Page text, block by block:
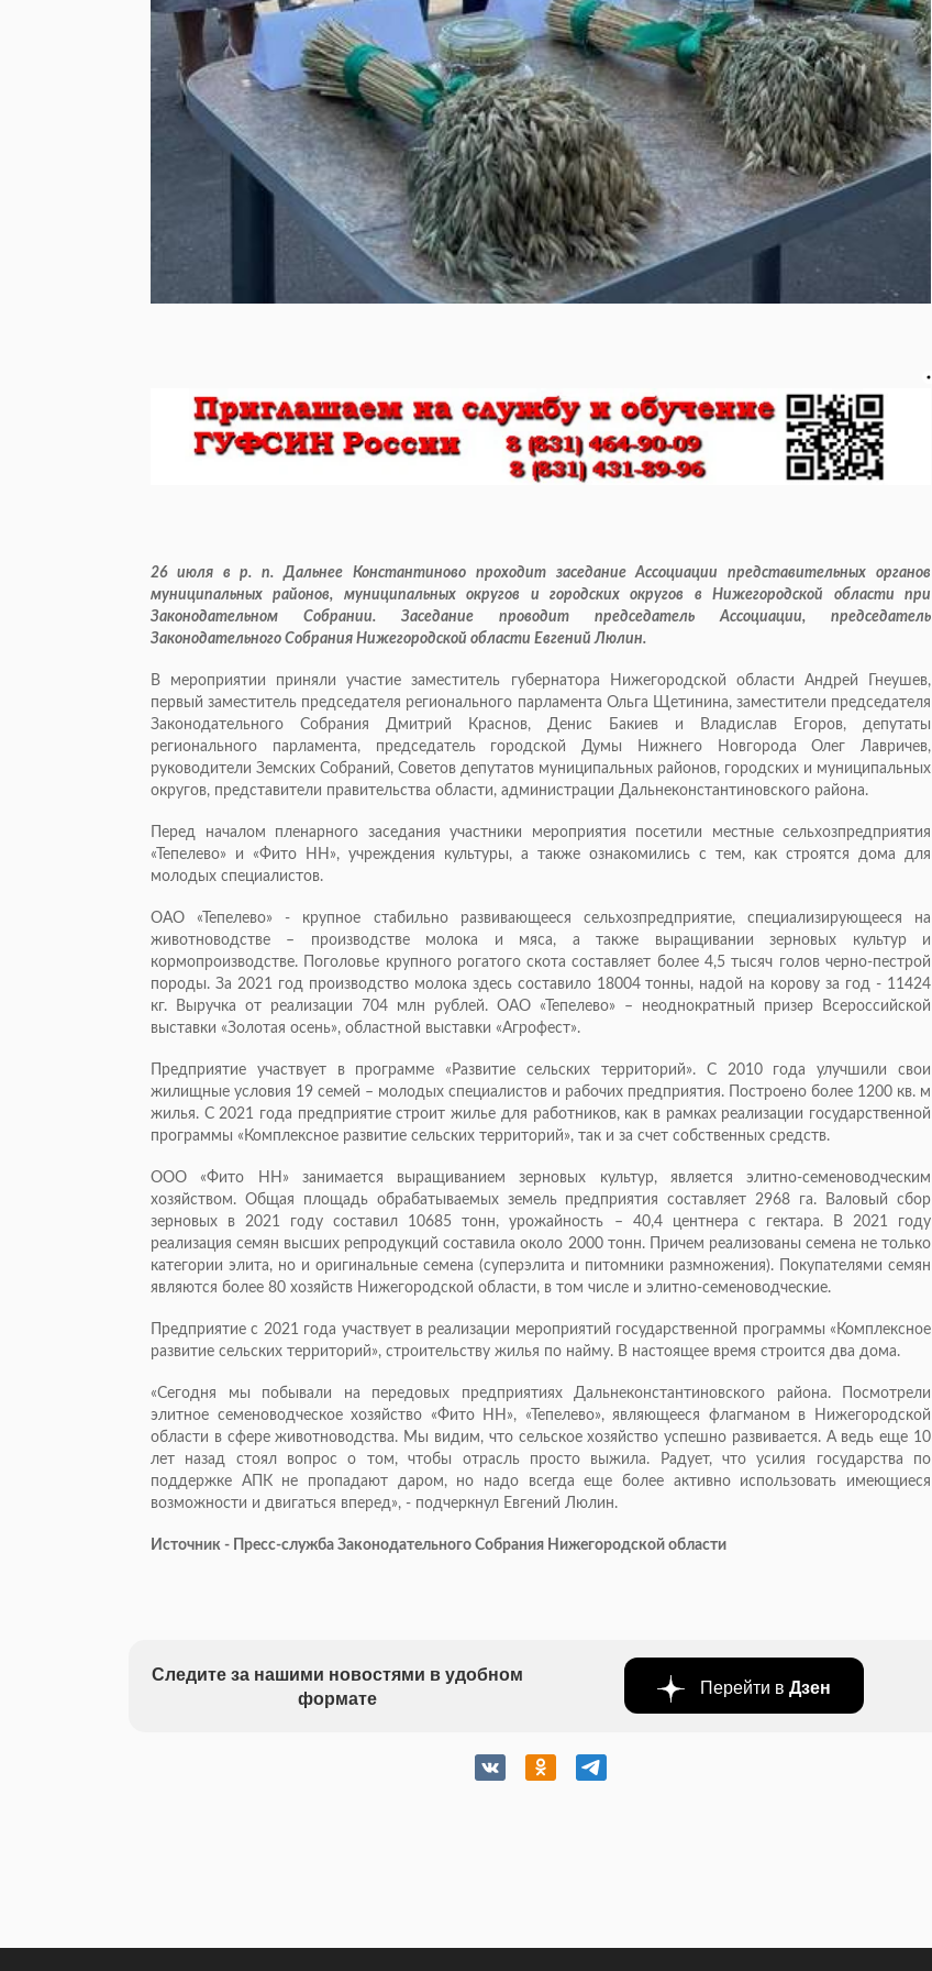
26 июля в р. п. Дальнее Константиново проходит заседание Ассоциации представительных органов
муниципальных районов, муниципальных округов и городских округов в Нижегородской области при
Законодательном Собрании. Заседание проводит председатель Ассоциации, председатель
Законодательного Собрания Нижегородской области Евгений Люлин.
В мероприятии приняли участие заместитель губернатора Нижегородской области Андрей Гнеушев,
первый заместитель председателя регионального парламента Ольга Щетинина, заместители председателя
Законодательного Собрания Дмитрий Краснов, Денис Бакиев и Владислав Егоров, депутаты
регионального парламента, председатель городской Думы Нижнего Новгорода Олег Лавричев,
руководители Земских Собраний, Советов депутатов муниципальных районов, городских и муниципальных
округов, представители правительства области, администрации Дальнеконстантиновского района.
Перед началом пленарного заседания участники мероприятия посетили местные сельхозпредприятия
«Тепелево» и «Фито НН», учреждения культуры, а также ознакомились с тем, как строятся дома для
молодых специалистов.
ОАО «Тепелево» - крупное стабильно развивающееся сельхозпредприятие, специализирующееся на
животноводстве – производстве молока и мяса, а также выращивании зерновых культур и
кормопроизводстве. Поголовье крупного рогатого скота составляет более 4,5 тысяч голов черно-пестрой
породы. За 2021 год производство молока здесь составило 18004 тонны, надой на корову за год - 11424
кг. Выручка от реализации 704 млн рублей. ОАО «Тепелево» – неоднократный призер Всероссийской
выставки «Золотая осень», областной выставки «Агрофест».
Предприятие участвует в программе «Развитие сельских территорий». С 2010 года улучшили свои
жилищные условия 19 семей – молодых специалистов и рабочих предприятия. Построено более 1200 кв. м
жилья. С 2021 года предприятие строит жилье для работников, как в рамках реализации государственной
программы «Комплексное развитие сельских территорий», так и за счет собственных средств.
ООО «Фито НН» занимается выращиванием зерновых культур, является элитно-семеноводческим
хозяйством. Общая площадь обрабатываемых земель предприятия составляет 2968 га. Валовый сбор
зерновых в 2021 году составил 10685 тонн, урожайность – 40,4 центнера с гектара. В 2021 году
реализация семян высших репродукций составила около 2000 тонн. Причем реализованы семена не только
категории элита, но и оригинальные семена (суперэлита и питомники размножения). Покупателями семян
являются более 80 хозяйств Нижегородской области, в том числе и элитно-семеноводческие.
Предприятие с 2021 года участвует в реализации мероприятий государственной программы «Комплексное
развитие сельских территорий», строительству жилья по найму. В настоящее время строится два дома.
«Сегодня мы побывали на передовых предприятиях Дальнеконстантиновского района. Посмотрели
элитное семеноводческое хозяйство «Фито НН», «Тепелево», являющееся флагманом в Нижегородской
области в сфере животноводства. Мы видим, что сельское хозяйство успешно развивается. А ведь еще 10
лет назад стоял вопрос о том, чтобы отрасль просто выжила. Радует, что усилия государства по
поддержке АПК не пропадают даром, но надо всегда еще более активно использовать имеющиеся
возможности и двигаться вперед», - подчеркнул Евгений Люлин.
Источник - Пресс-служба Законодательного Собрания Нижегородской области
Следите за нашими новостями в удобном
формате
Перейти в Дзен